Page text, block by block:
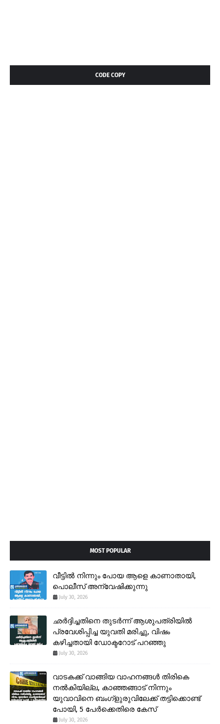
CODE COPY
MOST POPULAR
വീട്ടിൽ നിന്നും പോയ ആളെ കാണാതായി,
പൊലീസ് അന്വേഷിക്കുന്നു
July 30, 2026
ഛർദ്ദിച്ചതിനെ തുടർന്ന് ആശുപത്രിയിൽ
പ്രവേശിപ്പിച്ച യുവതി മരിച്ചു, വിഷം
കഴിച്ചതായി ഡോക്ടറോട് പറഞ്ഞു
July 30, 2026
വാടകക്ക് വാങ്ങിയ വാഹനങ്ങൾ തിരികെ
നൽകിയില്ല, കാഞ്ഞങ്ങാട് നിന്നും
യുവാവിനെ ബംഗ്ളുരുവിലേക്ക് തട്ടിക്കൊണ്ട്
പോയി, 5 പേർക്കെതിരെ കേസ്
July 30, 2026